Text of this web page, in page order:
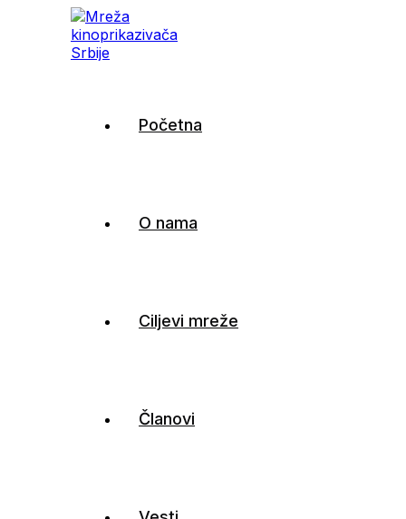
SrbijePočetna
O nama
Ciljevi mreže
Članovi